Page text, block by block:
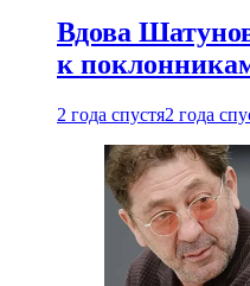
Вдова
к
2 года спустя2 года